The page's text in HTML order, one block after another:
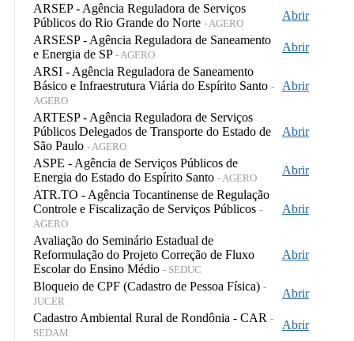
ARSEP - Agência Reguladora de Serviços
Públicos do Rio Grande do Norte - AGERO
Abrir
ARSESP - Agência Reguladora de Saneamento
e Energia de SP - AGERO
Abrir
ARSI - Agência Reguladora de Saneamento
Básico e Infraestrutura Viária do Espírito Santo -
AGERO
Abrir
ARTESP - Agência Reguladora de Serviços
Públicos Delegados de Transporte do Estado de
São Paulo - AGERO
Abrir
ASPE - Agência de Serviços Públicos de
Energia do Estado do Espírito Santo - AGERO
Abrir
ATR.TO - Agência Tocantinense de Regulação
Controle e Fiscalização de Serviços Públicos -
AGERO
Abrir
Avaliação do Seminário Estadual de
Reformulação do Projeto Correção de Fluxo
Escolar do Ensino Médio - SEDUC
Abrir
Bloqueio de CPF (Cadastro de Pessoa Física) -
JUCER
Abrir
Cadastro Ambiental Rural de Rondônia - CAR -
SEDAM
Abrir